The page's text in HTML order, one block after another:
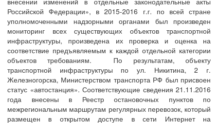
Российской Федерации», в 2015-2016 г.г. по всей стране
уполномоченными надзорными органами был произведен
мониторинг всех существующих объектов транспортной
инфраструктуры, произведена их проверка и оценка на
соответствие предъявляемым к каждой отдельной категории
объектов требованиям. По результатам, объекту
транспортной инфраструктуры по ул. Никитина, 2 г.
Железногорска, Министерством транспорта РФ был присвоен
статус «автостанция». Соответствующие сведения 21.11.2016
года внесены в Реестр остановочных пунктов по
межрегиональным маршрутам регулярных перевозок, который
размещен в открытом доступе в сети Интернет на